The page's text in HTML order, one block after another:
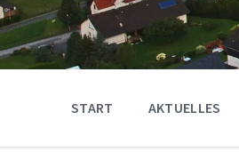
START AKTUELLES